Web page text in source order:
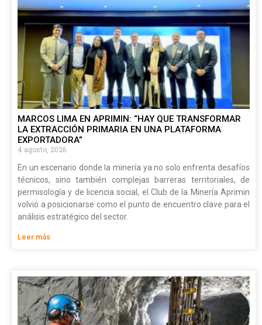
MARCOS LIMA EN APRIMIN: “HAY QUE TRANSFORMAR
LA EXTRACCIÓN PRIMARIA EN UNA PLATAFORMA
EXPORTADORA”
4 agosto, 2026
En un escenario donde la minería ya no solo enfrenta desafíos
técnicos, sino también complejas barreras territoriales, de
permisología y de licencia social, el Club de la Minería Aprimin
volvió a posicionarse como el punto de encuentro clave para el
análisis estratégico del sector.
Leer más